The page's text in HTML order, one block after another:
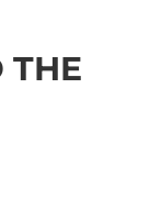
THE